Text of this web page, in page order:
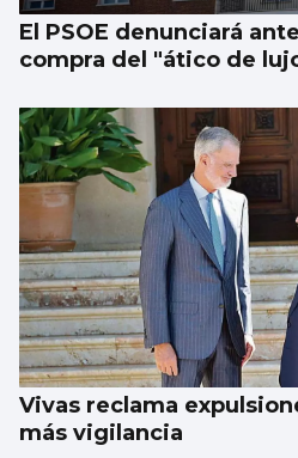
El PSOE denunciará
compra del "ático de
Vivas reclama
más vigilancia